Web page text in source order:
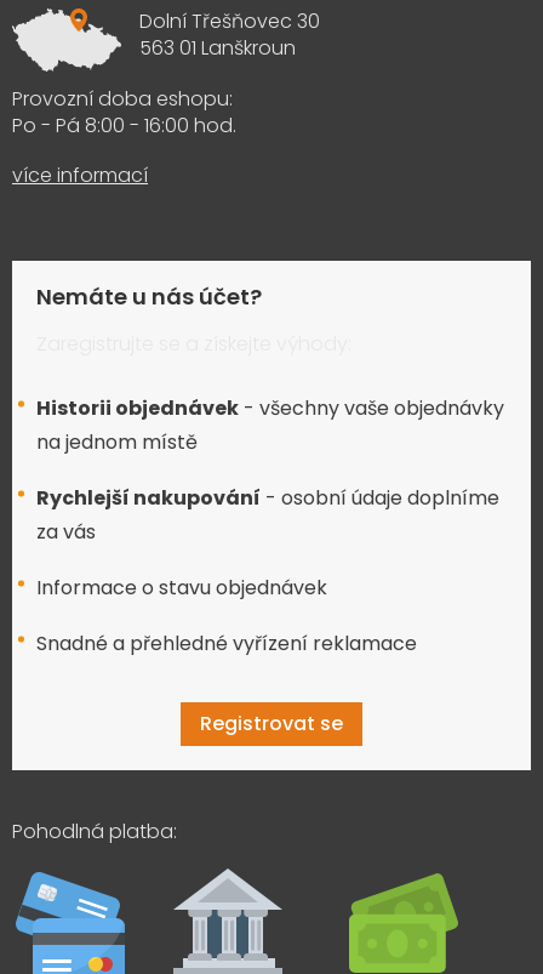
Dolní Třešňovec 30
563 01 Lanškroun
Provozní doba eshopu:
Po - Pá 8:00 - 16:00 hod.
více informací
Nemáte u nás účet?
Historii objednávek - všechny vaše objednávky
na jednom místě
Rychlejší nakupování - osobní údaje doplníme
za vás
Informace o stavu objednávek
Snadné a přehledné vyřízení reklamace
Registrovat se
Pohodlná platba: